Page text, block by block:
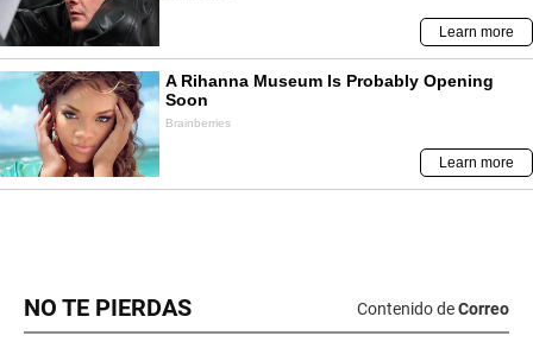
NO TE PIERDAS Contenido deCorreo